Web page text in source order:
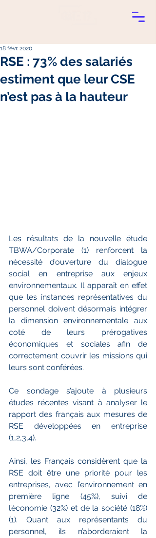
RSE : 73% des salariés
estiment que leur CSE
n’est pas à la hauteur
18 févr. 2020
Les résultats de la nouvelle étude
TBWA/Corporate (1) renforcent la
nécessité d’ouverture du dialogue
social en entreprise aux enjeux
environnementaux. Il apparaît en effet
que les instances représentatives du
personnel doivent désormais intégrer
la dimension environnementale aux
coté de leurs prérogatives
économiques et sociales afin de
correctement couvrir les missions qui
leurs sont conférées.
Ce sondage s’ajoute à plusieurs
études récentes visant à analyser le
rapport des français aux mesures de
RSE développées en entreprise
(1,2,3,4).
Ainsi, les Français considèrent que la
RSE doit être une priorité pour les
entreprises, avec l’environnement en
première ligne (45%), suivi de
l’économie (32%) et de la société (18%)
(1). Quant aux représentants du
personnel, ils n’aborderaient la